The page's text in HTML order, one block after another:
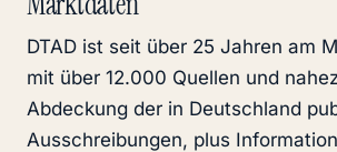
DTAD ist seit über 25 Jahren am
mit über 12.000 Quellen und
Abdeckung der in Deutschland
Ausschreibungen, plus